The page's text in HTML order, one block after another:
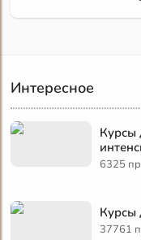
Интересное
Курсы
6325
Курсы
37761